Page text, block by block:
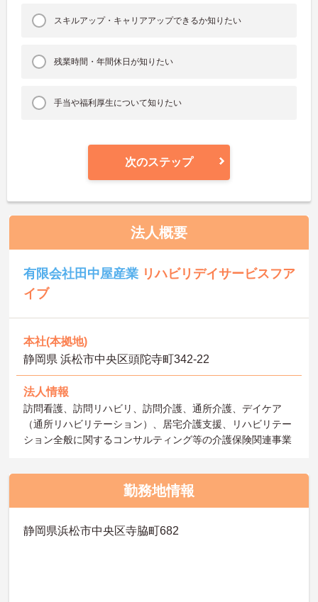
スキルアップ・キャリアアップできるか知りたい
残業時間・年間休日が知りたい
手当や福利厚生について知りたい
次のステップ
法人概要
有限会社田中屋産業 リハビリデイサービスフア
イブ
本社(本拠地)
静岡県 浜松市中央区頭陀寺町342-22
法人情報
訪問看護、訪問リハビリ、訪問介護、通所介護、デイケア
（通所リハビリテーション）、居宅介護支援、リハビリテー
ション全般に関するコンサルティング等の介護保険関連事業
勤務地情報
静岡県浜松市中央区寺脇町682